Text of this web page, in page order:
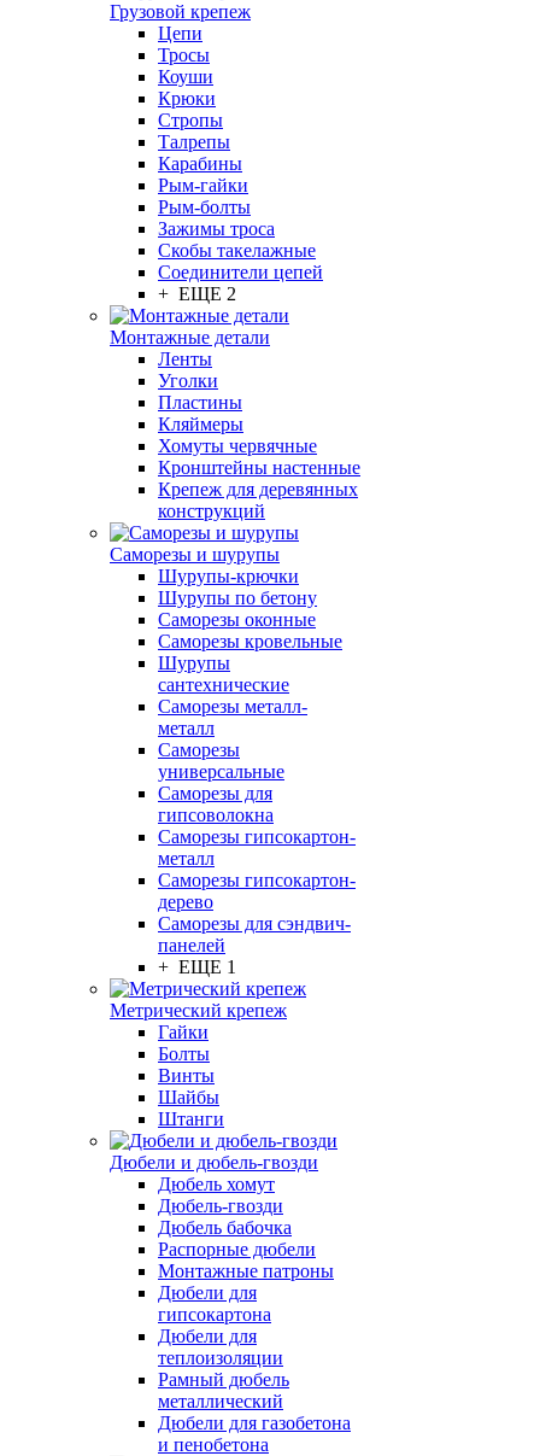
Грузовой крепеж
Цепи
Тросы
Коуши
Крюки
Стропы
Талрепы
Карабины
Рым-гайки
Рым-болты
Зажимы троса
Скобы такелажные
Соединители цепей
+ ЕЩЕ 2
Монтажные детали
Ленты
Уголки
Пластины
Кляймеры
Хомуты червячные
Кронштейны настенные
Крепеж для деревянных
конструкций
Саморезы и шурупы
Шурупы-крючки
Шурупы по бетону
Саморезы оконные
Саморезы кровельные
Шурупы
сантехнические
Саморезы металл-
металл
Саморезы
универсальные
Саморезы для
гипсоволокна
Саморезы гипсокартон-
металл
Саморезы гипсокартон-
дерево
Саморезы для сэндвич-
панелей
+ ЕЩЕ 1
Метрический крепеж
Гайки
Болты
Винты
Шайбы
Штанги
Дюбели и дюбель-гвозди
Дюбель хомут
Дюбель-гвозди
Дюбель бабочка
Распорные дюбели
Монтажные патроны
Дюбели для
гипсокартона
Дюбели для
теплоизоляции
Рамный дюбель
металлический
Дюбели для газобетона
и пенобетона